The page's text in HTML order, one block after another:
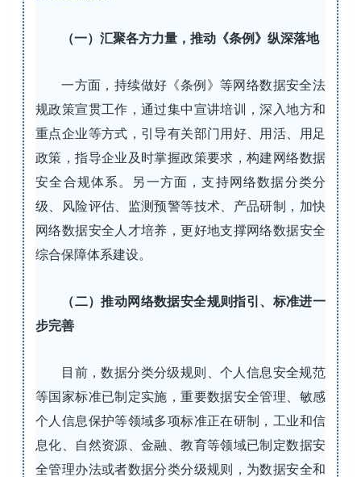
（一）汇聚各方力量，推动《条例》纵深落地
一方面，持续做好《条例》等网络数据安全法
规政策宣贯工作，通过集中宣讲培训，深入地方和
重点企业等方式，引导有关部门用好、用活、用足
政策，指导企业及时掌握政策要求，构建网络数据
安全合规体系。另一方面，支持网络数据分类分
级、风险评估、监测预警等技术、产品研制，加快
网络数据安全人才培养，更好地支撑网络数据安全
综合保障体系建设。
（二）推动网络数据安全规则指引、标准进一
步完善
目前，数据分类分级规则、个人信息安全规范
等国家标准已制定实施，重要数据安全管理、敏感
个人信息保护等领域多项标准正在研制，工业和信
息化、自然资源、金融、教育等领域已制定数据安
全管理办法或者数据分类分级规则，为数据安全和